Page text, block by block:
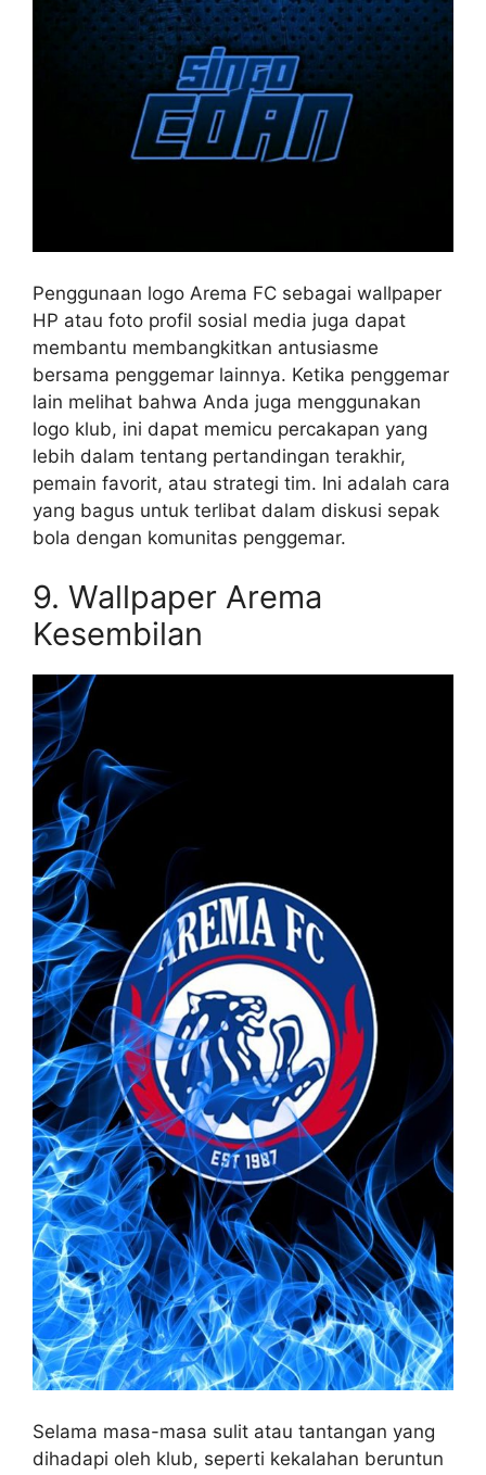
Penggunaan logo Arema FC sebagai wallpaper
HP atau foto profil sosial media juga dapat
membantu membangkitkan antusiasme
bersama penggemar lainnya. Ketika penggemar
lain melihat bahwa Anda juga menggunakan
logo klub, ini dapat memicu percakapan yang
lebih dalam tentang pertandingan terakhir,
pemain favorit, atau strategi tim. Ini adalah cara
yang bagus untuk terlibat dalam diskusi sepak
bola dengan komunitas penggemar.
9. Wallpaper Arema
Kesembilan
Selama masa-masa sulit atau tantangan yang
dihadapi oleh klub, seperti kekalahan beruntun